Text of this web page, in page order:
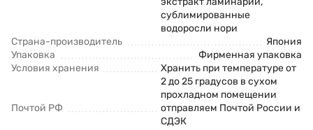
сублимированные
водоросли нори
Страна-производитель
Япония
Упаковка
Фирменная упаковка
Условия хранения
Хранить при температуре от
2 до 25 градусов в сухом
прохладном помещении
Почтой РФ
отправляем Почтой России и
СДЭК